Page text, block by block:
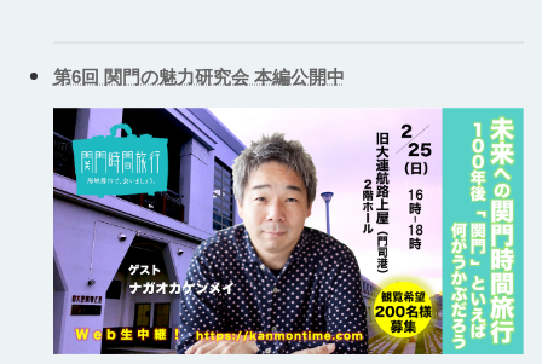
第6回 関門の魅力研究会 本編公開中